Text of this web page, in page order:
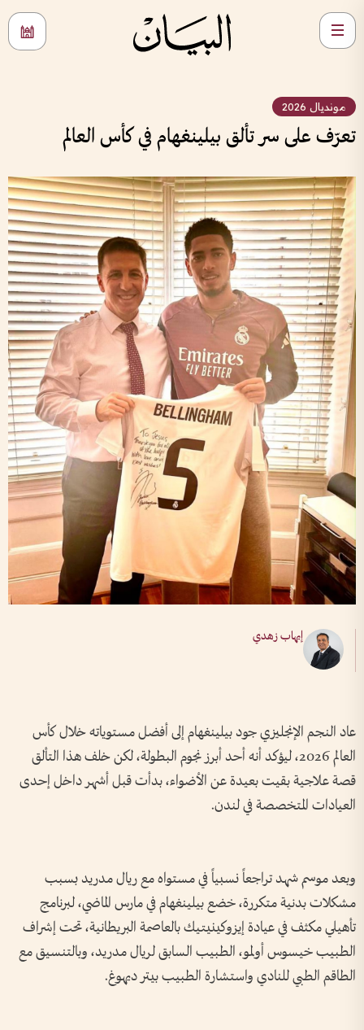
مونديال 2026
تعرّف على سر تألق بيلينغهام في كأس العالم
إيهاب زهدي
عاد النجم الإنجليزي جود بيلينغهام إلى أفضل مستوياته خلال كأس
العالم 2026، ليؤكد أنه أحد أبرز نجوم البطولة، لكن خلف هذا التألق
قصة علاجية بقيت بعيدة عن الأضواء، بدأت قبل أشهر داخل إحدى
العيادات المتخصصة في لندن.
وبعد موسم شهد تراجعاً نسبياً في مستواه مع ريال مدريد بسبب
مشكلات بدنية متكررة، خضع بيلينغهام في مارس الماضي، لبرنامج
تأهيلي مكثف في عيادة إيزوكينيتيك بالعاصمة البريطانية، تحت إشراف
الطبيب خيسوس أولمو، الطبيب السابق لريال مدريد، وبالتنسيق مع
الطاقم الطبي للنادي واستشارة الطبيب بيتر ديهوغ.